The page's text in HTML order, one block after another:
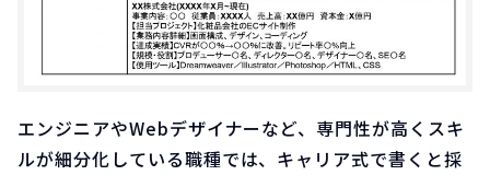
エンジニアやWebデザイナーなど、専門性が高くスキ
ルが細分化している職種では、キャリア式で書くと採